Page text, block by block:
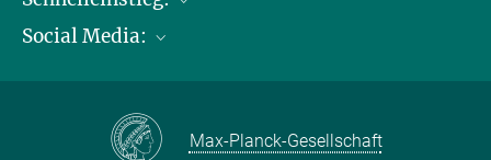
Publikationen
Kontakt und Anfahrtsbeschreibung
Social Media:
Max-Planck-Gesellschaft